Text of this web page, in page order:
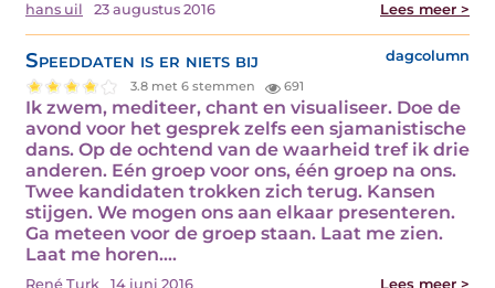
hans uil 23 augustus 2016 Lees meer >
Speeddaten is er niets bij dagcolumn
3.8 met 6 stemmen 691
Ik zwem, mediteer, chant en visualiseer. Doe de
avond voor het gesprek zelfs een sjamanistische
dans. Op de ochtend van de waarheid tref ik drie
anderen. Eén groep voor ons, één groep na ons.
Twee kandidaten trokken zich terug. Kansen
stijgen. We mogen ons aan elkaar presenteren.
Ga meteen voor de groep staan. Laat me zien.
Laat me horen.…
René Turk 14 juni 2016 Lees meer >